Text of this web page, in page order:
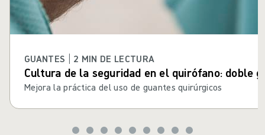
GUANTES | 2 MIN DE LECTURA
Cultura de la seguridad en el quirófano: doble
Mejora la práctica del uso de guantes quirúrgicos